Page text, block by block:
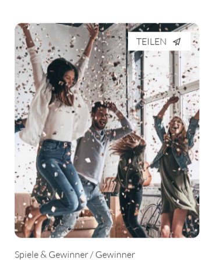
TEILEN
Spiele & Gewinner / Gewinner